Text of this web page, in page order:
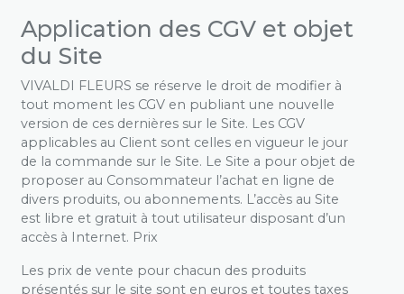
Application des CGV et objet
du Site
VIVALDI FLEURS se réserve le droit de modifier à
tout moment les CGV en publiant une nouvelle
version de ces dernières sur le Site. Les CGV
applicables au Client sont celles en vigueur le jour
de la commande sur le Site. Le Site a pour objet de
proposer au Consommateur l’achat en ligne de
divers produits, ou abonnements. L’accès au Site
est libre et gratuit à tout utilisateur disposant d’un
accès à Internet. Prix
Les prix de vente pour chacun des produits
présentés sur le site sont en euros et toutes taxes